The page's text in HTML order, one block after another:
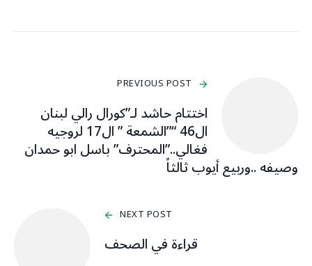
PREVIOUS POST
اختتام حاشد لـ”كورال رالي لبنان
ال46 “”الشمعة ” ال17 لروجيه
فغالي..”المحترف” باسل ابو حمدان
وصيفه ..وربيع أيوب ثالثاً
NEXT POST
قراءة في الصحف